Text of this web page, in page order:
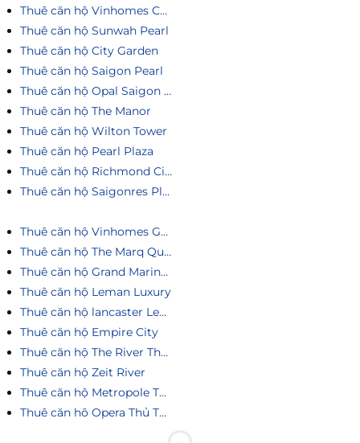
Thuê căn hộ Vinhomes Central Park
Thuê căn hộ Sunwah Pearl
Thuê căn hộ City Garden
Thuê căn hộ Saigon Pearl
Thuê căn hộ Opal Saigon Pearl
Thuê căn hộ The Manor
Thuê căn hộ Wilton Tower
Thuê căn hộ Pearl Plaza
Thuê căn hộ Richmond City
Thuê căn hộ Saigonres Plaza
Thuê căn hộ Vinhomes Golden River
Thuê căn hộ The Marq Quận 1
Thuê căn hộ Grand Marina Saigon
Thuê căn hộ Leman Luxury
Thuê căn hộ lancaster Legacy
Thuê căn hộ Empire City
Thuê căn hộ The River Thủ Thiêm
Thuê căn hộ Zeit River
Thuê căn hộ Metropole Thủ Thiêm
Thuê căn hô Opera Thủ Thiêm